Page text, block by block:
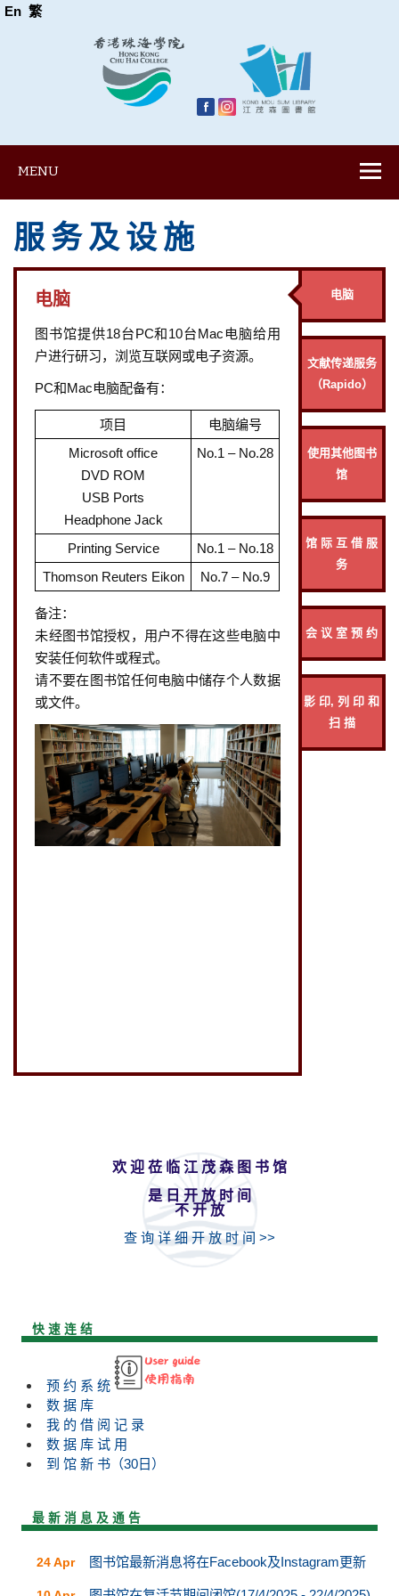
En 繁
MENU
服 务 及 设 施
电脑
图书馆提供18台PC和10台Mac电脑给用
户进行研习，浏览互联网或电子资源。
PC和Mac电脑配备有：
项目
电脑编号
Microsoft office
DVD ROM
USB Ports
Headphone Jack
No.1 – No.28
Printing Service
No.1 – No.18
Thomson Reuters Eikon
No.7 – No.9
备注：
未经图书馆授权，用户不得在这些电脑中
安装任何软件或程式。
请不要在图书馆任何电脑中储存个人数据
或文件。
电脑
文献传递服务
（Rapido）
使用其他图书
馆
馆 际 互 借 服
务
会 议 室 预 约
影 印, 列 印 和
扫 描
欢 迎 莅 临 江 茂 森 图 书 馆
是 日 开 放 时 间
不 开 放
查 询 详 细 开 放 时 间 >>
快 速 连 结
预 约 系 统
数 据 库
我 的 借 阅 记 录
数 据 库 试 用
到 馆 新 书（30日）
最 新 消 息 及 通 告
24 Apr 图书馆最新消息将在Facebook及Instagram更新